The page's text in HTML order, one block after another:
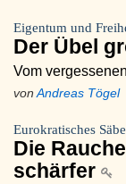
Eigentum und
Der Übel
Vom
von Andreas Tögel
Eurokratisches
Die
schärfer